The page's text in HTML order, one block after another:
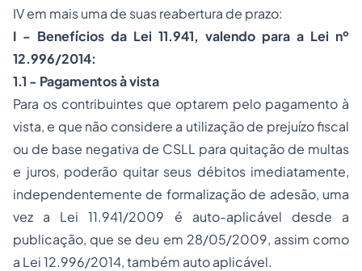
IV em mais uma de suas reabertura de prazo:
I - Benefícios da Lei 11.941, valendo para a Lei nº
12.996/2014:
1.1 - Pagamentos à vista
Para os contribuintes que optarem pelo pagamento à
vista, e que não considere a utilização de prejuízo fiscal
ou de base negativa de CSLL para quitação de multas
e juros, poderão quitar seus débitos imediatamente,
independentemente de formalização de adesão, uma
vez a Lei 11.941/2009 é auto-aplicável desde a
publicação, que se deu em 28/05/2009, assim como
a Lei 12.996/2014, também auto aplicável.